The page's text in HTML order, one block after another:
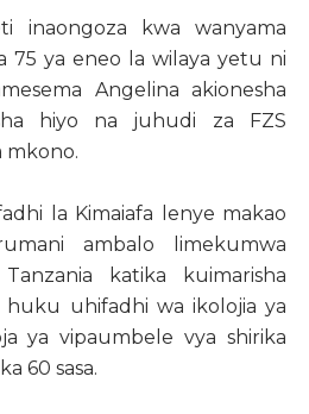
inaongoza kwa wanyama
75 ya eneo la wilaya yetu ni
Angelina akionesha
hiyo na juhudi za FZS
la Kimaiafa lenye makao
ambalo limekumwa
katika kuimarisha
huku uhifadhi wa ikolojia ya
ya vipaumbele vya shirika
60 sasa.